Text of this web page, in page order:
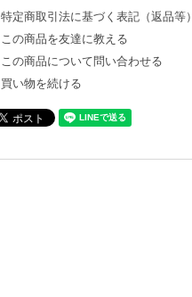
特定商取引法に基づく表記（返品等）
この商品を友達に教える
この商品について問い合わせる
買い物を続ける